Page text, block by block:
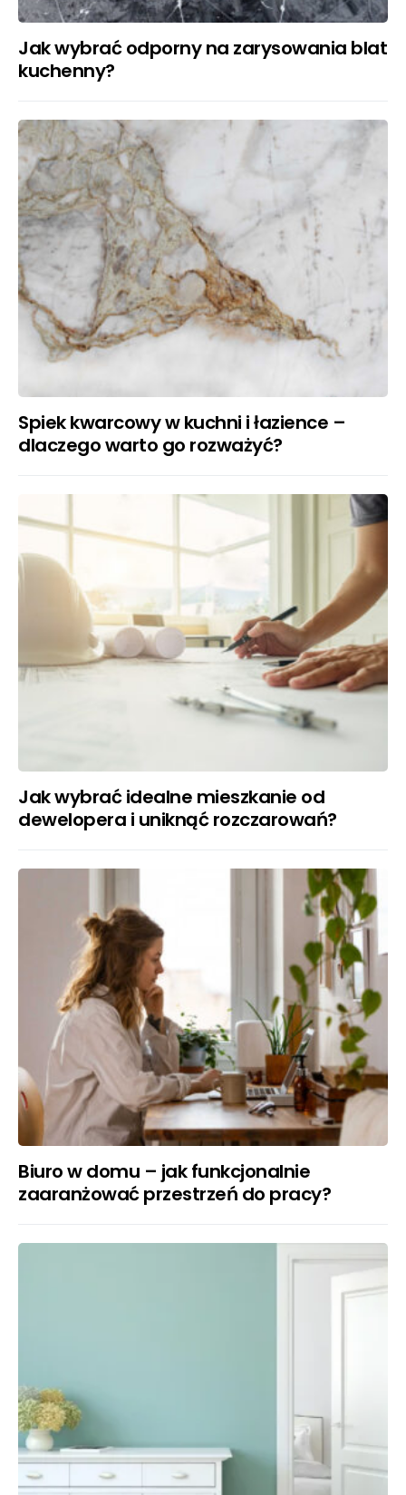
Jak wybrać odporny na zarysowania blat
kuchenny?
Spiek kwarcowy w kuchni i łazience –
dlaczego warto go rozważyć?
Jak wybrać idealne mieszkanie od
dewelopera i uniknąć rozczarowań?
Biuro w domu – jak funkcjonalnie
zaaranżować przestrzeń do pracy?